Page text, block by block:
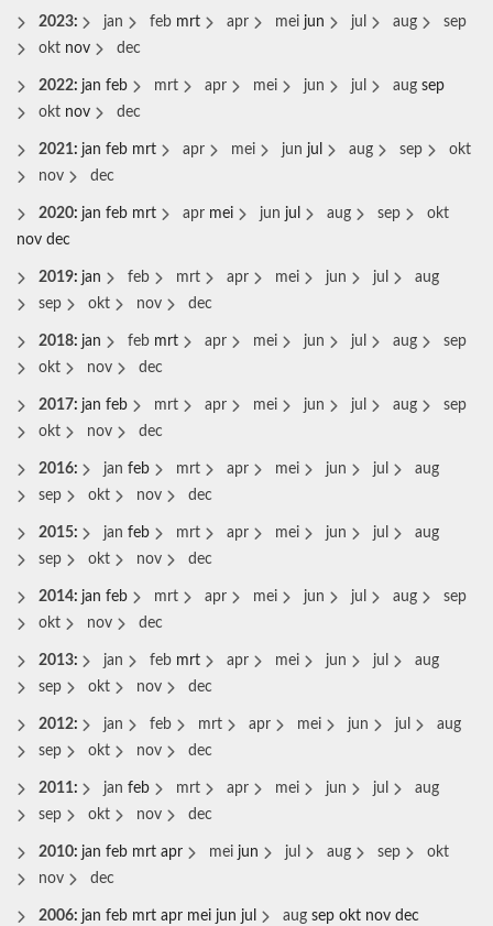
2023: jan feb mrt apr mei jun jul aug
sep
okt nov dec
2022: jan feb mrt apr mei jun jul aug sep
okt nov dec
2021: jan feb mrt apr mei jun jul aug sep
okt
nov
dec
2020: jan feb mrt apr mei jun jul aug sep
okt
nov dec
2019: jan feb mrt apr mei jun jul
aug
sep
okt nov dec
2018: jan feb mrt apr mei jun jul aug
sep
okt
nov dec
2017: jan feb mrt apr mei jun jul aug
sep
okt
nov dec
2016: jan feb mrt apr mei jun jul
aug
sep
okt nov dec
2015: jan feb mrt apr mei jun jul
aug
sep
okt nov dec
2014: jan feb mrt apr mei jun jul aug
sep
okt
nov dec
2013: jan feb mrt apr mei jun jul
aug
sep
okt nov dec
2012: jan feb mrt apr mei jun jul
aug
sep
okt nov dec
2011: jan feb mrt apr mei jun jul
aug
sep
okt nov dec
2010: jan feb mrt apr mei jun jul aug sep
okt
nov
dec
2006: jan feb mrt apr mei jun jul aug sep okt nov dec